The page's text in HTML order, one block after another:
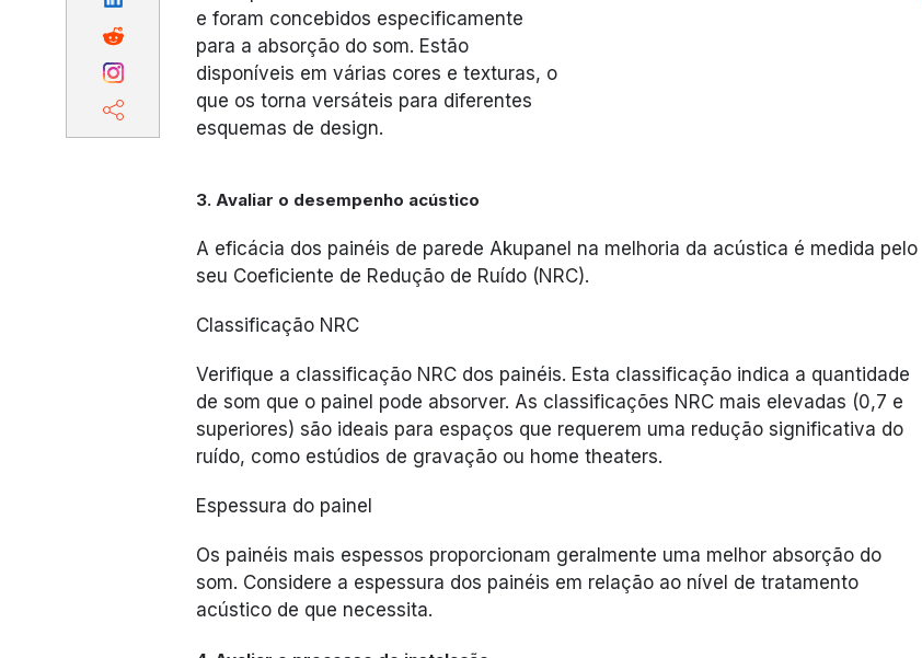
e foram concebidos especificamente
para a absorção do som. Estão
disponíveis em várias cores e texturas, o
que os torna versáteis para diferentes
esquemas de design.
3. Avaliar o desempenho acústico
A eficácia dos painéis de parede Akupanel na melhoria da acústica é medida pelo
seu Coeficiente de Redução de Ruído (NRC).
Classificação NRC
Verifique a classificação NRC dos painéis. Esta classificação indica a quantidade
de som que o painel pode absorver. As classificações NRC mais elevadas (0,7 e
superiores) são ideais para espaços que requerem uma redução significativa do
ruído, como estúdios de gravação ou home theaters.
Espessura do painel
Os painéis mais espessos proporcionam geralmente uma melhor absorção do
som. Considere a espessura dos painéis em relação ao nível de tratamento
acústico de que necessita.